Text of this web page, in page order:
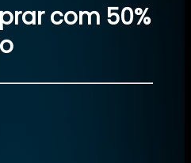
com 50%